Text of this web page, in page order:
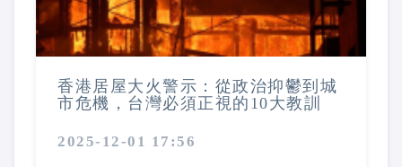
香港居屋大火警示：從政治抑鬱到城
市危機，台灣必須正視的10大教訓
2025-12-01 17:56